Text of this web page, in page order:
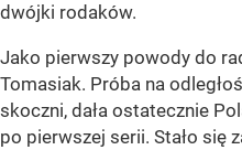
dwójki rodaków.
Jako pierwszy powody do
Tomasiak. Próba na
skoczni, dała ostatecznie
po pierwszej serii. Stało się